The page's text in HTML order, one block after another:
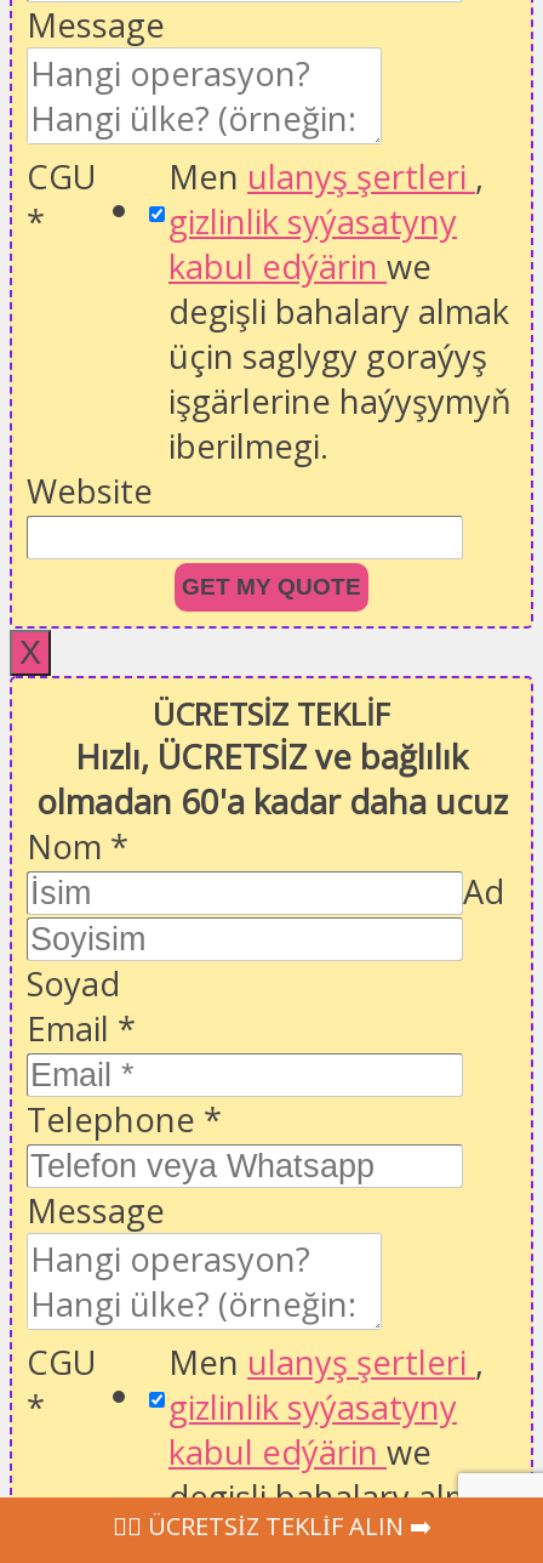
Message
CGU
*
Men ulanyş şertleri ,
gizlinlik syýasatyny
kabul edýärin we
degişli bahalary almak
üçin saglygy goraýyş
işgärlerine haýyşymyň
iberilmegi.
Website
GET MY QUOTE
X
ÜCRETSİZ TEKLİF
Hızlı, ÜCRETSİZ ve bağlılık
olmadan 60'a kadar daha ucuz
Nom *
Ad
Soyad
Email *
Telephone *
Message
CGU
*
Men ulanyş şertleri ,
gizlinlik syýasatyny
kabul edýärin we
degişli bahalary almak
üçin saglygy goraýyş
‍👩‍⚕ ÜCRETSİZ TEKLİF ALIN ➡️